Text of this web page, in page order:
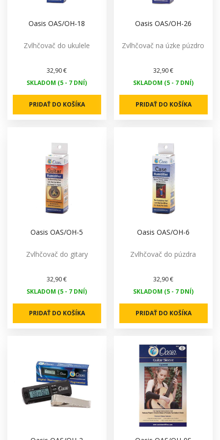
Oasis OAS/OH-18
Zvlhčovač do ukulele
32,90 €
SKLADOM (5 - 7 DNÍ)
PRIDAŤ DO KOŠÍKA
Oasis OAS/OH-26
Zvlhčovač na úzke púzdro
32,90 €
SKLADOM (5 - 7 DNÍ)
PRIDAŤ DO KOŠÍKA
Oasis OAS/OH-5
Zvlhčovač do gitary
32,90 €
SKLADOM (5 - 7 DNÍ)
PRIDAŤ DO KOŠÍKA
Oasis OAS/OH-6
Zvlhčovač do púzdra
32,90 €
SKLADOM (5 - 7 DNÍ)
PRIDAŤ DO KOŠÍKA